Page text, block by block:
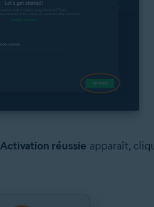
Activation réussie apparaît,